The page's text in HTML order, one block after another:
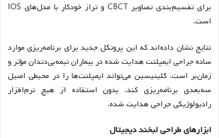
برای تقسیم‌بندی تصاویر CBCT و تراز خودکار با مدل‌های IOS
است.
نتایج نشان داده‌اند که این پروتکل جدید برای برنامه‌ریزی موارد
ساده جراحی ایمپلنت هدایت شده در بیماران نیمه‌بی‌دندان مؤثر و
زمان‌بر است. کلینیسین می‌تواند ایمپلنت‌ها را در محیطی اصیل
سه‌بعدی برنامه‌ریزی کند، بدون استفاده از هیچ نرم‌افزار
رادیولوژیکی جراحی هدایت شده.
ابزارهایطراحیلبخنددیجیتال